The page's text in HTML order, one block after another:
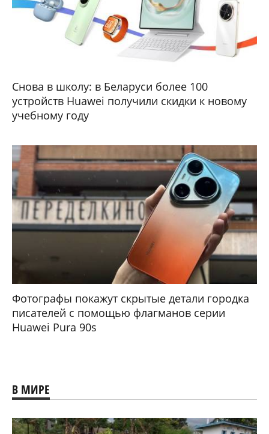
Снова в школу: в Беларуси более 100
устройств Huawei получили скидки к новому
учебному году
Фотографы покажут скрытые детали городка
писателей с помощью флагманов серии
Huawei Pura 90s
В МИРЕ